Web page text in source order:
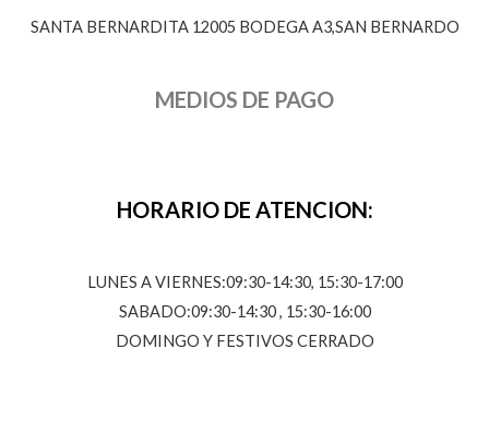
SANTA BERNARDITA 12005 BODEGA A3,SAN BERNARDO
MEDIOS DE PAGO
HORARIO DE ATENCION:
LUNES A VIERNES:09:30-14:30, 15:30-17:00
SABADO:09:30-14:30 , 15:30-16:00
DOMINGO Y FESTIVOS CERRADO